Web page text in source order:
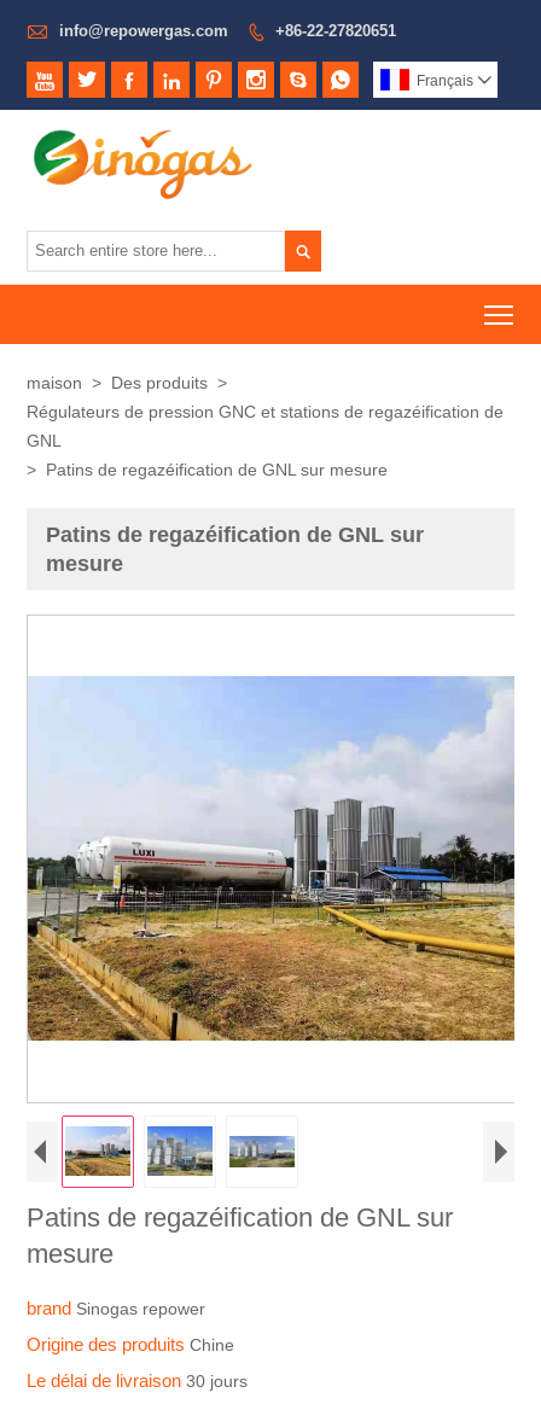
 info@repowergas.com  +86-22-27820651
        Français 

maison > Des produits >
Régulateurs de pression GNC et stations de regazéification de
GNL
> Patins de regazéification de GNL sur mesure
Patins de regazéification de GNL sur
mesure
Patins de regazéification de GNL sur
mesure
brand Sinogas repower
Origine des produitsChine
Le délai de livraison30 jours